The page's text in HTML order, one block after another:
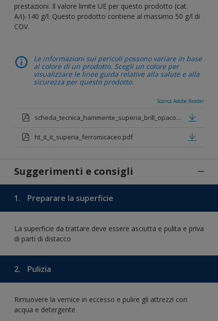
prestazioni. Il valore limite UE per questo prodotto (cat.
A/i)-140 g/l. Questo prodotto contiene al massimo 50 g/l di
COV.
Le informazioni sui pericoli possono variare in base
al colore di un prodotto. Scegli un colore per
visualizzare le linee guida relative alla salute e alla
sicurezza per questo prodotto.
Scarica Adobe Reader
scheda_tecnica_hammerite_superia_brill_opaco_metallizzato_def.pdf
ht_it_it_superia_ferromicaceo.pdf
Suggerimenti e consigli
1. Preparare la superficie
La superficie da trattare deve essere asciutta e pulita e priva
di parti di distacco
2. Pulizia
Rimuovere la vernice in eccesso e pulire gli attrezzi con
acqua e detergente